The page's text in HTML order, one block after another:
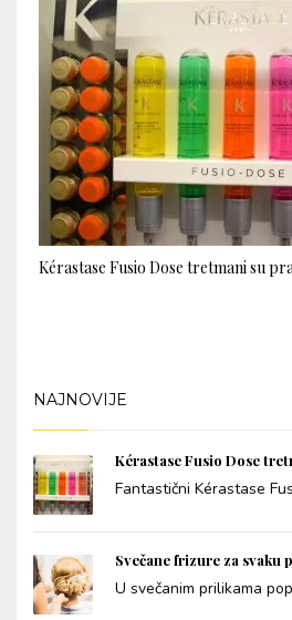
Kérastase Fusio Dose tretmani su
NAJNOVIJE
Kérastase Fusio Dose
Fantastični Kérastase
Svečane frizure za svaku
U svečanim prilikama